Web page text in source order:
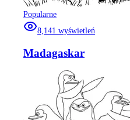
Popularne
8,141 wyświetleń
Madagaskar